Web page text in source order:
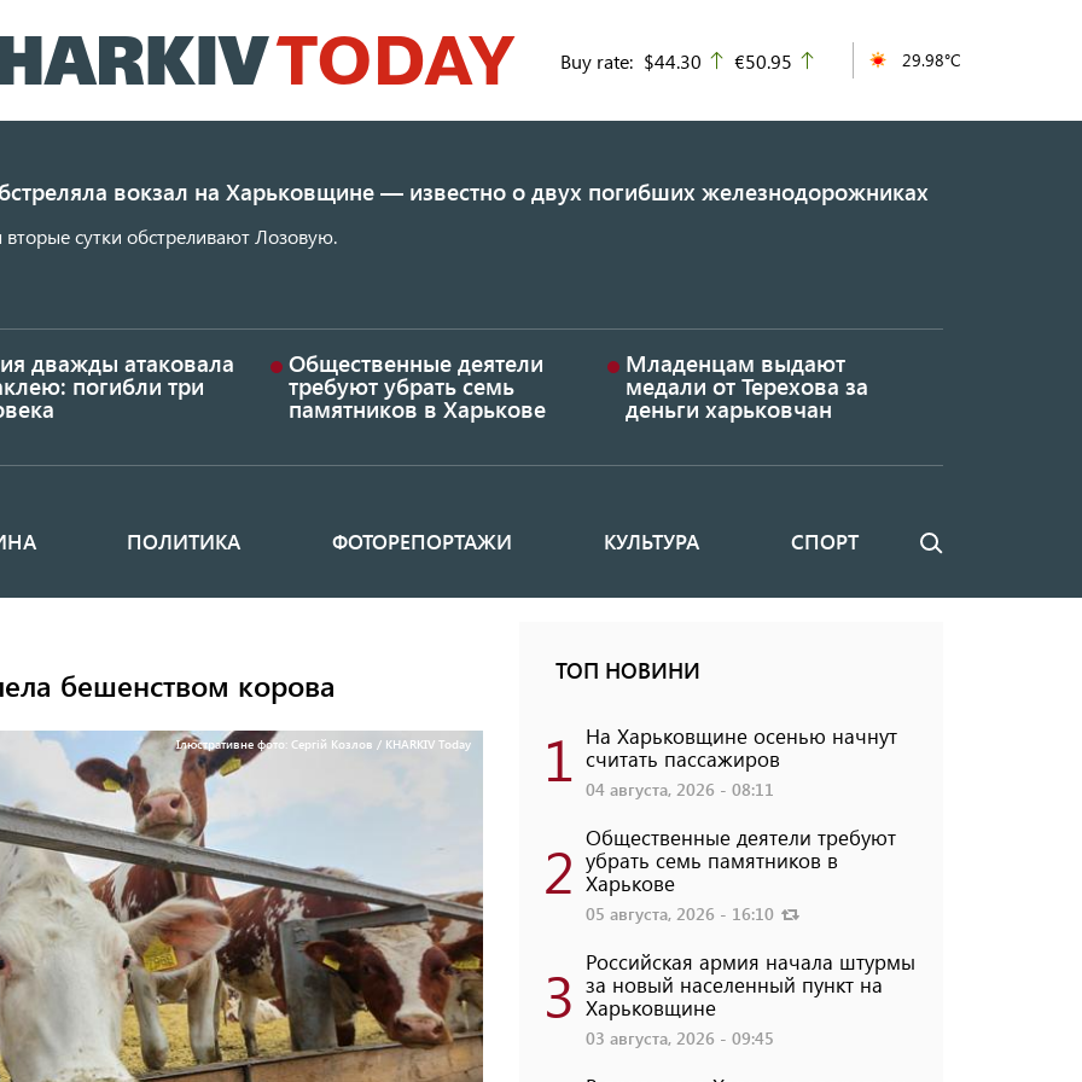
к
основному
Buy rate: $44.30 up
€50.95 29.98°C
вокзал на Харьковщине — известно о двух погибших железнодорожниках
сутки обстреливают Лозовую.
дважды атаковала
погибли три
Общественные деятели
требуют убрать семь
памятников в Харькове
Младенцам выдают
медали от Терехова за
деньги харьковчан
ПОЛИТИКА ФОТОРЕПОРТАЖИ КУЛЬТУРА СПОРТ Поиск
бешенством корова
Ілюстративне фото: Сергій Козлов / KHARKIV Today
ТОП НОВИНИ
1 На Харьковщине осенью начнут
считать пассажиров
04 августа, 2026 - 08:11
2 Общественные деятели требуют
убрать семь памятников в
Харькове
05 августа, 2026 - 16:10
3 Российская армия начала штурмы
за новый населенный пункт на
Харьковщине
03 августа, 2026 - 09:45